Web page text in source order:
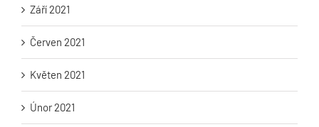
Září 2021
Červen 2021
Květen 2021
Únor 2021